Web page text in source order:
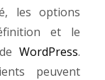
les options
et le
WordPress.
peuvent